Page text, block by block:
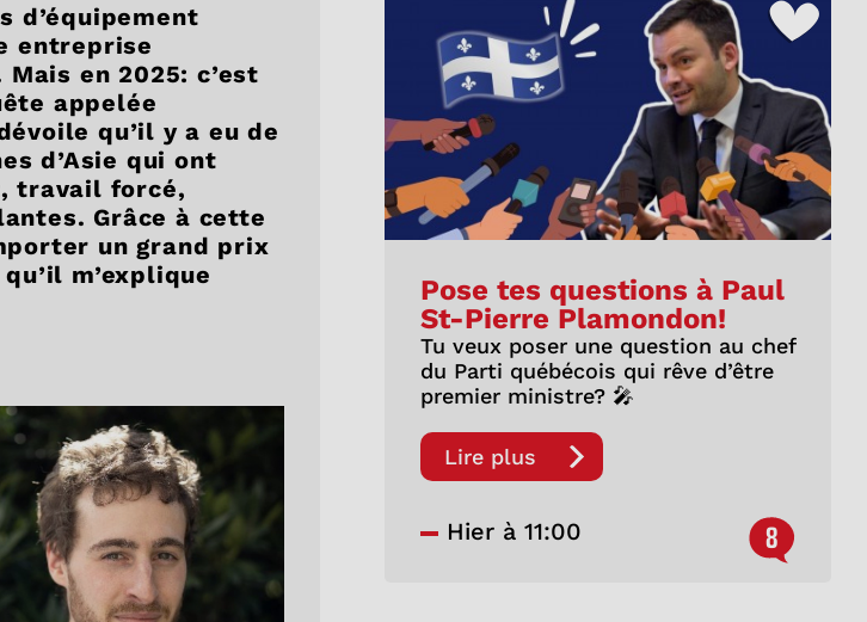
d’équipement
entreprise
en 2025: c’est
appelée
qu’il y a eu de
d’Asie qui ont
travail forcé,
Grâce à cette
un grand prix
m’explique
Pose tes questions à Paul
St-Pierre Plamondon!
Tu veux poser une question au chef
du Parti québécois qui rêve d’être
premier ministre? 🎤
Lire plus
Hier à 11:00 8